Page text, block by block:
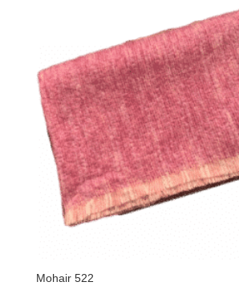
Mohair 522